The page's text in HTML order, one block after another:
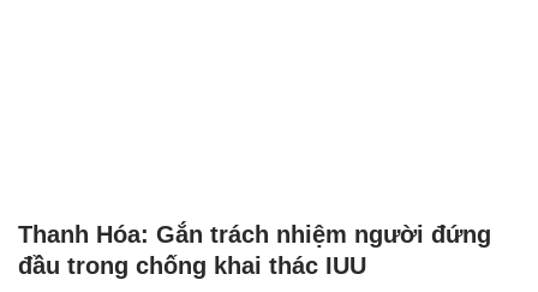
Thanh Hóa: Gắn trách nhiệm người đứng
đầu trong chống khai thác IUU